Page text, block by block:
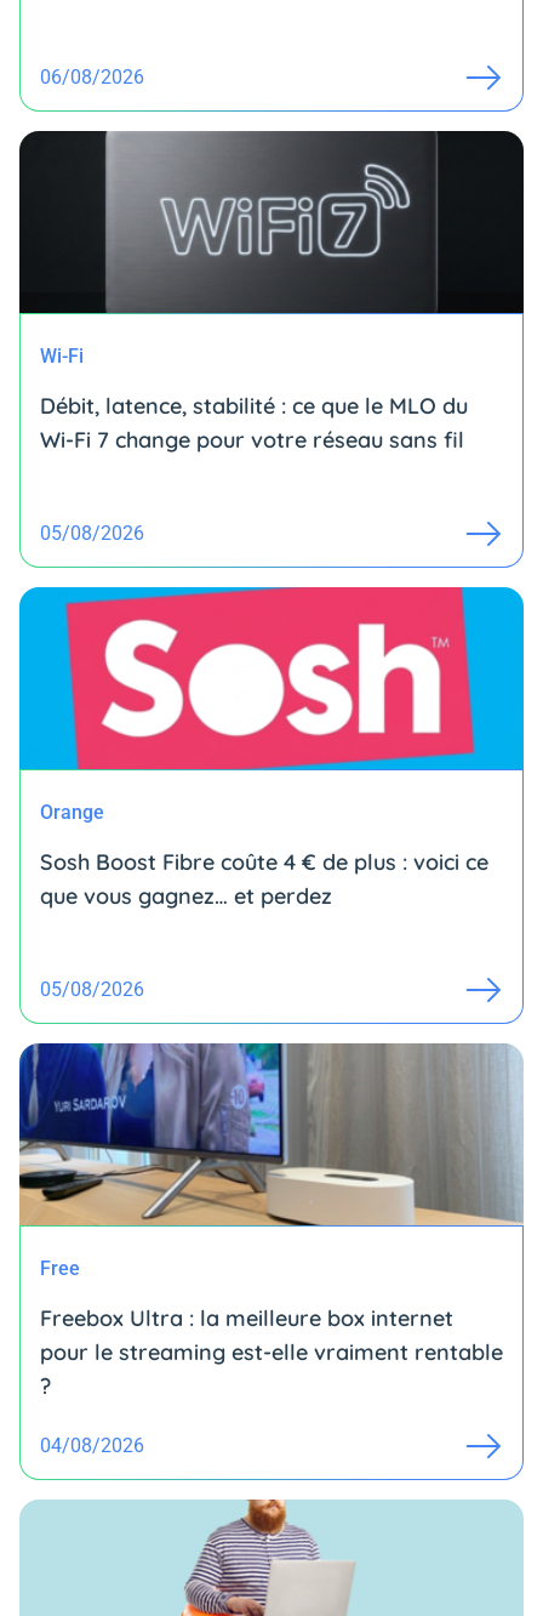
06/08/2026
Wi-Fi
Débit, latence, stabilité : ce que le MLO du
Wi-Fi 7 change pour votre réseau sans fil
05/08/2026
Orange
Sosh Boost Fibre coûte 4 € de plus : voici ce
que vous gagnez… et perdez
05/08/2026
Free
Freebox Ultra : la meilleure box internet
pour le streaming est-elle vraiment rentable
?
04/08/2026